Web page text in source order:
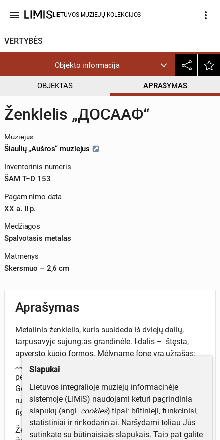
menu LIETUVOS MUZIEJŲ KOLEKCIJOS more_vert
VERTYBĖS
Objekto informacija
OBJEKTAS APRAŠYMAS
Ženklelis „ДОСAАФ“
Muziejus
Šiaulių „Aušros“ muziejus
Inventorinis numeris
ŠAM T–D 153
Pagaminimo data
XX a. II p.
Medžiagos
Spalvotasis metalas
Matmenys
Skersmuo – 2,6 cm
Aprašymas
Metalinis ženklelis, kuris susideda iš dviejų dalių,
tarpusavyje sujungtas grandinėle. I-dalis – ištęsta,
apversto kūgio formos. Mėlyname fone yra užrašas:
„„ДОСAАФ“. II-oji dalis – apskritimas, įrėmintas
penkiomis tarpusavyje nesujungtomis briaunomis.
Geltonos spalvos. Apskritimo pakraščiu eina užrašas
rusų kalba. Apskritimo viduryje pavaizduotos įvairios
figūros, o viršuje penkiakampė žvaigždė.
Ženklelis priklausė sovietiniam generolui Jonui
Slapukai
Lietuvos integralioje muziejų informacinėje
sistemoje (LIMIS) naudojami keturi pagrindiniai
slapukų (angl. cookies) tipai: būtinieji, funkciniai,
statistiniai ir rinkodariniai. Naršydami toliau Jūs
sutinkate su būtinaisiais slapukais. Taip pat galite